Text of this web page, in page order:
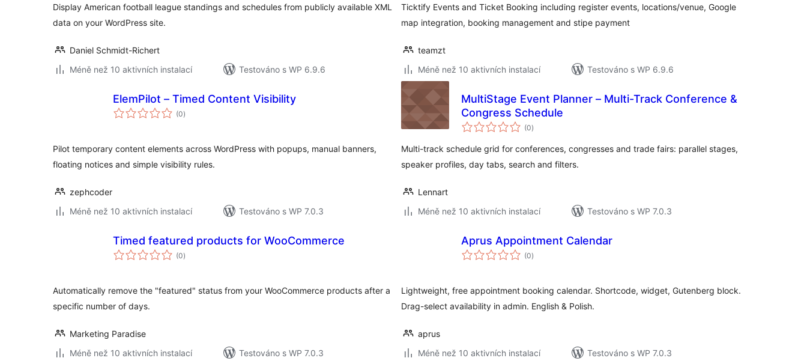
Display American football league standings and schedules from publicly available XML
data on your WordPress site.
Daniel Schmidt-Richert
Méně než 10 aktivních instalací
Testováno s WP 6.9.6
Ticktify Events and Ticket Booking including register events, locations/venue, Google
map integration, booking management and stipe payment
teamzt
Méně než 10 aktivních instalací
Testováno s WP 6.9.6
ElemPilot – Timed Content Visibility
(0celkové
hodnocení
)
Pilot temporary content elements across WordPress with popups, manual banners,
floating notices and simple visibility rules.
zephcoder
Méně než 10 aktivních instalací
Testováno s WP 7.0.3
MultiStage Event Planner – Multi-Track Conference &
Congress Schedule
(0celkové
hodnocení
)
Multi-track schedule grid for conferences, congresses and trade fairs: parallel stages,
speaker profiles, day tabs, search and filters.
Lennart
Méně než 10 aktivních instalací
Testováno s WP 7.0.3
Timed featured products for WooCommerce
(0celkové
hodnocení
)
Automatically remove the "featured" status from your WooCommerce products after a
specific number of days.
Marketing Paradise
Méně než 10 aktivních instalací
Testováno s WP 7.0.3
Aprus Appointment Calendar
(0celkové
hodnocení
)
Lightweight, free appointment booking calendar. Shortcode, widget, Gutenberg block.
Drag-select availability in admin. English & Polish.
aprus
Méně než 10 aktivních instalací
Testováno s WP 7.0.3